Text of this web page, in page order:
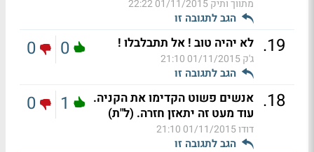
מתווך ותיק01/11/2015 22:22
הגב לתגובה זו
19
. לא יהיה טוב ! אל תתבלבלו !
ג'ק01/11/2015 21:10
הגב לתגובה זו
0
0
18
. אנשים פשוט הקדימו את הקניה.
עוד מעט זה יתאזן חזרה. (ל"ת)
דודו01/11/2015 21:10
הגב לתגובה זו
1
0